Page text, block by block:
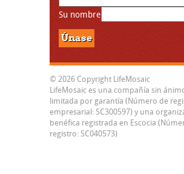
Su nombre
© 2026 Copyright LifeMosaic
LifeMosaic es una compañía sin
limitada por garantía (Número de
empresarial: SC300597) y una
benéfica registrada en Escocia
registro: SC040573)